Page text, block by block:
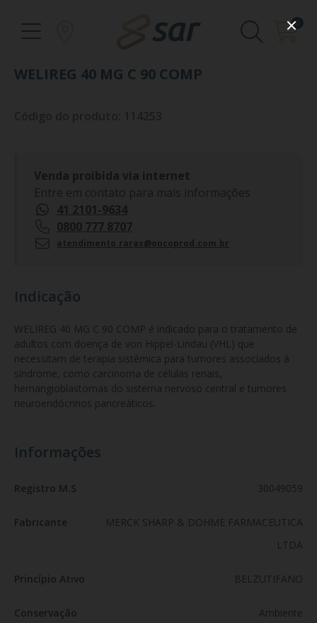
0
WELIREG 40 MG C 90 COMP
Venda proibida via internet
Entre em contato para mais informações
41 2101-9634
0800 777 8707
atendimento.raras@oncoprod.com.br
Indicação
WELIREG 40 MG C 90 COMP é indicado para o tratamento de
adultos com doença de von Hippel-Lindau (VHL) que
necessitam de terapia sistêmica para tumores associados à
síndrome, como carcinoma de células renais,
hemangioblastomas do sistema nervoso central e tumores
neuroendócrinos pancreáticos.
Informações
Registro M.S 30049059
Fabricante
MERCK SHARP & DOHME FARMACEUTICA
LTDA
Princípio Ativo BELZUTIFANO
Conservação Ambiente